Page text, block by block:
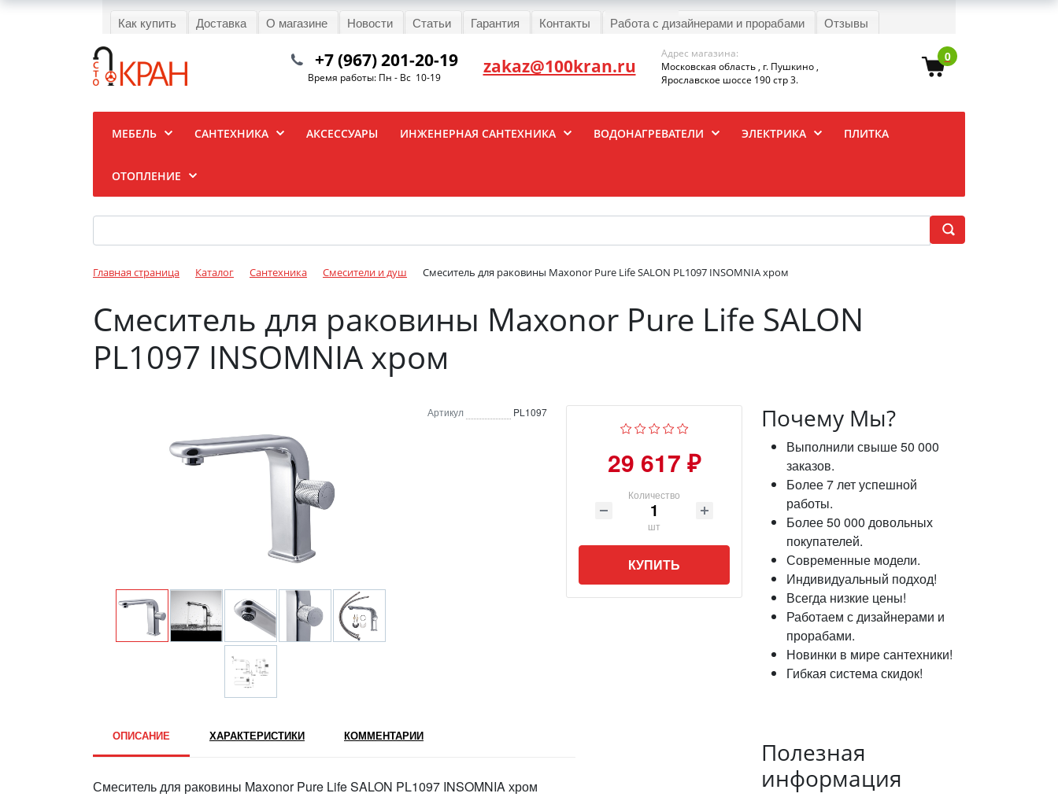
Как купить Доставка О магазине Новости Статьи Гарантия Контакты Работа с дизайнерами и прорабами Отзывы
0
+7 (967) 201-20-19
Время работы: Пн - Вс 10-19 zakaz@100kran.ru
Адрес магазина:
Московская область , г. Пушкино ,
Ярославское шоссе 190 стр 3.
МЕБЕЛЬ САНТЕХНИКА АКСЕССУАРЫ ИНЖЕНЕРНАЯ САНТЕХНИКА ВОДОНАГРЕВАТЕЛИ ЭЛЕКТРИКА ПЛИТКА
ОТОПЛЕНИЕ
Главная страница Каталог Сантехника Смесители и душ Смеситель для раковины Maxonor Pure Life SALON PL1097 INSOMNIA хром
Смеситель для раковины Maxonor Pure Life SALON
PL1097 INSOMNIA хром
Артикул PL1097
29 617 ₽
Количество
шт
КУПИТЬ
ОПИСАНИЕ ХАРАКТЕРИСТИКИ КОММЕНТАРИИ
Смеситель для раковины Maxonor Pure Life SALON PL1097 INSOMNIA хром
Почему Мы?
Выполнили свыше 50 000
заказов.
Более 7 лет успешной
работы.
Более 50 000 довольных
покупателей.
Современные модели.
Индивидуальный подход!
Всегда низкие цены!
Работаем с дизайнерами и
прорабами.
Новинки в мире сантехники!
Гибкая система скидок!
Полезная
информация